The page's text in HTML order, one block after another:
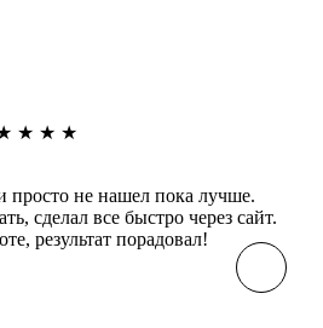
★ ★ ★
просто не нашел пока лучше.
сделал все быстро через сайт.
результат порадовал!